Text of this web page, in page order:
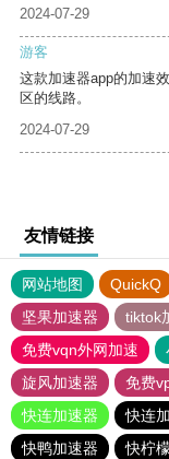
2024-07-29
游客
这款加速器app的加速
区的线路。
2024-07-29
友情链接
网站地图 QuickQ
坚果加速器
tiktok
免费vqn外网加速
旋风加速器
免费
快连加速器
快连
快鸭加速器
快柠